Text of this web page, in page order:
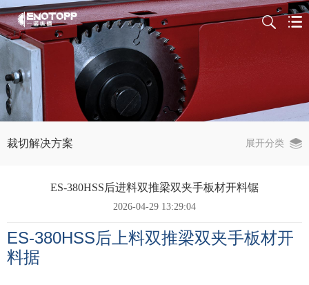
裁切解决方案 展开分类
ES-380HSS后进料双推梁双夹手板材开料锯
2026-04-29 13:29:04
ES-380HSS后上料双推梁双夹手板材开
料据